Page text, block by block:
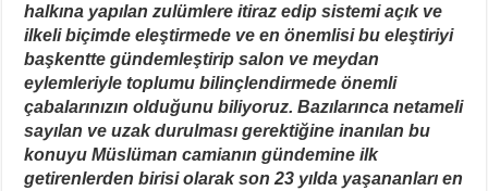
halkına yapılan zulümlere itiraz edip sistemi açık ve
ilkeli biçimde eleştirmede ve en önemlisi bu eleştiriyi
başkentte gündemleştirip salon ve meydan
eylemleriyle toplumu bilinçlendirmede önemli
çabalarınızın olduğunu biliyoruz. Bazılarınca netameli
sayılan ve uzak durulması gerektiğine inanılan bu
konuyu Müslüman camianın gündemine ilk
getirenlerden birisi olarak son 23 yılda yaşananları en